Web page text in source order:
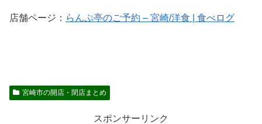
店舗ページ： らんぷ亭のご予約 – 宮崎/洋食 | 食べログ
宮崎市の開店・閉店まとめ
スポンサーリンク